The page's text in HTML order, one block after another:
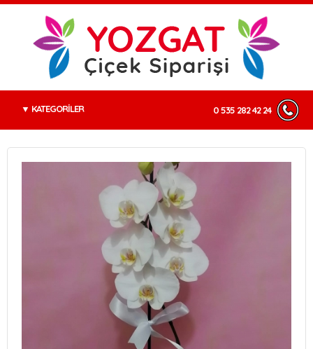
KATEGORİLER 0 535 282 42 24